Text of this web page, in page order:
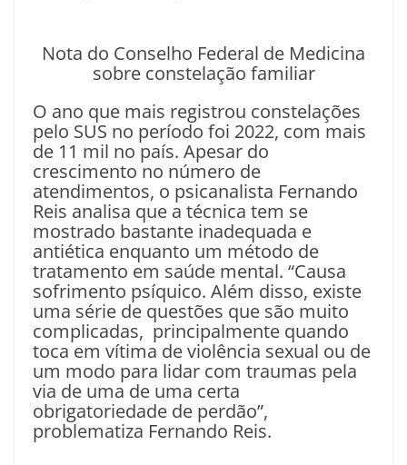
Nota do Conselho Federal de Medicina
sobre constelação familiar
O ano que mais registrou constelações
pelo SUS no período foi 2022, com mais
de 11 mil no país. Apesar do
crescimento no número de
atendimentos, o psicanalista Fernando
Reis analisa que a técnica tem se
mostrado bastante inadequada e
antiética enquanto um método de
tratamento em saúde mental. “Causa
sofrimento psíquico. Além disso, existe
uma série de questões que são muito
complicadas, principalmente quando
toca em vítima de violência sexual ou de
um modo para lidar com traumas pela
via de uma de uma certa
obrigatoriedade de perdão”,
problematiza Fernando Reis.